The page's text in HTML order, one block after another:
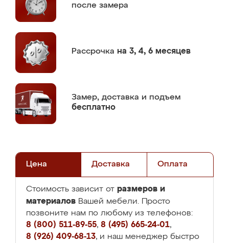
после замера
Рассрочка на 3, 4, 6 месяцев
Замер, доставка и подъем
бесплатно
Цена Доставка Оплата
Стоимость зависит от размеров и
материалов Вашей мебели. Просто
позвоните нам по любому из телефонов:
8 (800) 511-89-55, 8 (495) 665-24-01,
8 (926) 409-68-13, и наш менеджер быстро